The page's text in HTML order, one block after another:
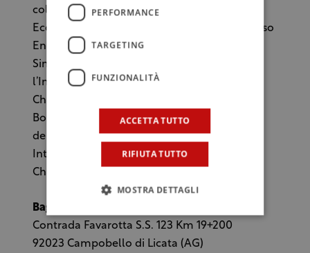
coloro che vi si dedicano.
Ecco le tappe che li ha visti premiati: Concorso
Enologico Internazionale La selezione del
Sindaco, il Decanter World Wine Awards,
l’International Wine & Spirit Competition, il
Challenge International du Vin di
Bordeaux, Concours Mondial
de Bruxelles, Concorso Enologico
Internazionale Premium Select Wine
Challenge ProWein di Düsseldorf.
Baglio Del Cristo Di Campobello
Contrada Favarotta S.S. 123 Km 19+200
92023 Campobello di Licata (AG)
PERFORMANCE
TARGETING
FUNZIONALITÀ
ACCETTA TUTTO
RIFIUTA TUTTO
MOSTRA DETTAGLI